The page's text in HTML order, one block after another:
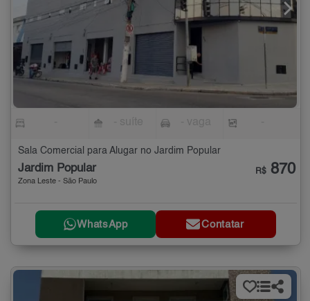
Sala Comercial para Alugar no Jardim Popular
Jardim Popular
Zona Leste - São Paulo
R$ 870
WhatsApp Contatar